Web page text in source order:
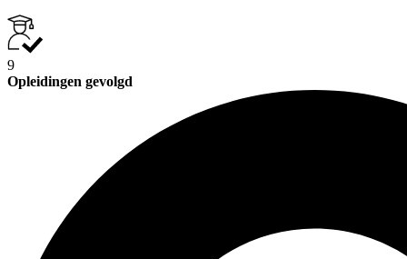
9
Opleidingen gevolgd